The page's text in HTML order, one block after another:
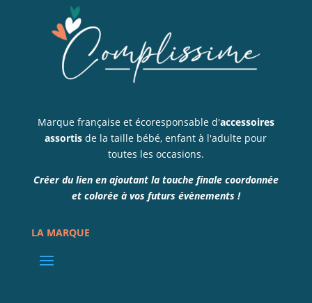
Marque française et écoresponsable d'accessoires
assortis de la taille bébé, enfant à l'adulte pour
toutes les occasions.
Créer du lien en ajoutant la touche finale coordonnée
et colorée à vos futurs évènements !
LA MARQUE